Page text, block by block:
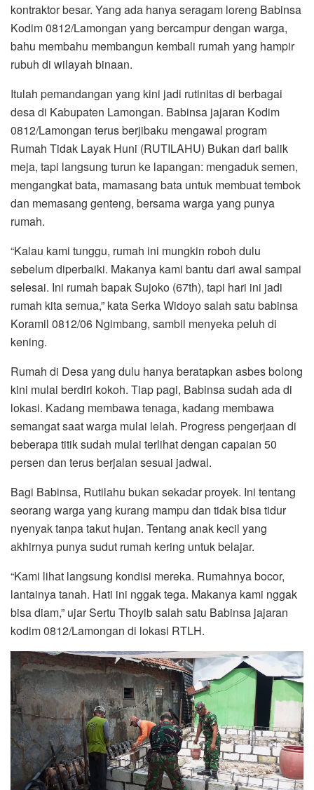
kontraktor besar. Yang ada hanya seragam loreng Babinsa
Kodim 0812/Lamongan yang bercampur dengan warga,
bahu membahu membangun kembali rumah yang hampir
rubuh di wilayah binaan.
Itulah pemandangan yang kini jadi rutinitas di berbagai
desa di Kabupaten Lamongan. Babinsa jajaran Kodim
0812/Lamongan terus berjibaku mengawal program
Rumah Tidak Layak Huni (RUTILAHU) Bukan dari balik
meja, tapi langsung turun ke lapangan: mengaduk semen,
mengangkat bata, mamasang bata untuk membuat tembok
dan memasang genteng, bersama warga yang punya
rumah.
“Kalau kami tunggu, rumah ini mungkin roboh dulu
sebelum diperbaiki. Makanya kami bantu dari awal sampai
selesai. Ini rumah bapak Sujoko (67th), tapi hari ini jadi
rumah kita semua,” kata Serka Widoyo salah satu babinsa
Koramil 0812/06 Ngimbang, sambil menyeka peluh di
kening.
Rumah di Desa yang dulu hanya beratapkan asbes bolong
kini mulai berdiri kokoh. Tiap pagi, Babinsa sudah ada di
lokasi. Kadang membawa tenaga, kadang membawa
semangat saat warga mulai lelah. Progress pengerjaan di
beberapa titik sudah mulai terlihat dengan capaian 50
persen dan terus berjalan sesuai jadwal.
Bagi Babinsa, Rutilahu bukan sekadar proyek. Ini tentang
seorang warga yang kurang mampu dan tidak bisa tidur
nyenyak tanpa takut hujan. Tentang anak kecil yang
akhirnya punya sudut rumah kering untuk belajar.
“Kami lihat langsung kondisi mereka. Rumahnya bocor,
lantainya tanah. Hati ini nggak tega. Makanya kami nggak
bisa diam,” ujar Sertu Thoyib salah satu Babinsa jajaran
kodim 0812/Lamongan di lokasi RTLH.